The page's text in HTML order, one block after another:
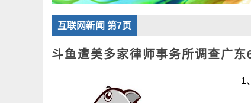
互联网新闻 第7页
斗鱼遭美多家律师事务所调查广
1、斗鱼遭